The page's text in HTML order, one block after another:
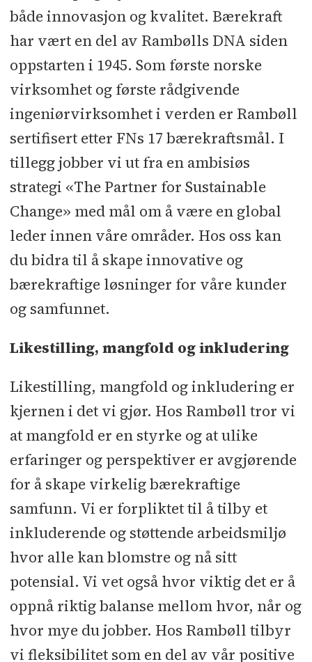
både innovasjon og kvalitet. Bærekraft
har vært en del av Rambølls DNA siden
oppstarten i 1945. Som første norske
virksomhet og første rådgivende
ingeniørvirksomhet i verden er Rambøll
sertifisert etter FNs 17 bærekraftsmål. I
tillegg jobber vi ut fra en ambisiøs
strategi «The Partner for Sustainable
Change» med mål om å være en global
leder innen våre områder. Hos oss kan
du bidra til å skape innovative og
bærekraftige løsninger for våre kunder
og samfunnet.
Likestilling, mangfold og inkludering
Likestilling, mangfold og inkludering er
kjernen i det vi gjør. Hos Rambøll tror vi
at mangfold er en styrke og at ulike
erfaringer og perspektiver er avgjørende
for å skape virkelig bærekraftige
samfunn. Vi er forpliktet til å tilby et
inkluderende og støttende arbeidsmiljø
hvor alle kan blomstre og nå sitt
potensial. Vi vet også hvor viktig det er å
oppnå riktig balanse mellom hvor, når og
hvor mye du jobber. Hos Rambøll tilbyr
vi fleksibilitet som en del av vår positive